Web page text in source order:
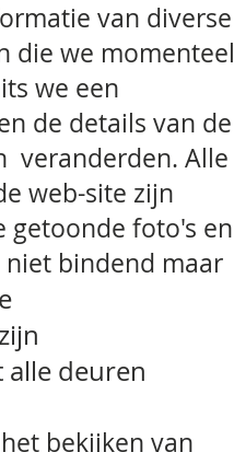
van diverse
die we momenteel
we een
de details van de
veranderden. Alle
web-site zijn
getoonde foto's en
bindend maar
deuren
bekijken van